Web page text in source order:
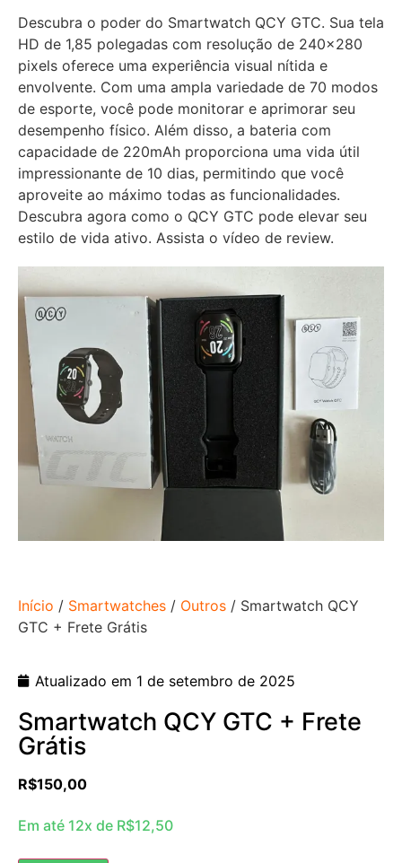
Descubra o poder do Smartwatch QCY GTC. Sua tela
HD de 1,85 polegadas com resolução de 240×280
pixels oferece uma experiência visual nítida e
envolvente. Com uma ampla variedade de 70 modos
de esporte, você pode monitorar e aprimorar seu
desempenho físico. Além disso, a bateria com
capacidade de 220mAh proporciona uma vida útil
impressionante de 10 dias, permitindo que você
aproveite ao máximo todas as funcionalidades.
Descubra agora como o QCY GTC pode elevar seu
estilo de vida ativo. Assista o vídeo de review.
Início / Smartwatches / Outros / Smartwatch QCY
GTC + Frete Grátis
Atualizado em 1 de setembro de 2025
Smartwatch QCY GTC + Frete
Grátis
R$150,00
Em até 12x de R$12,50